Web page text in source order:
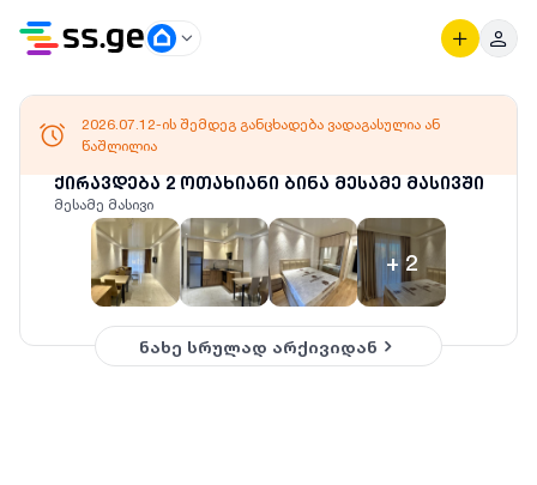
ქირავდება 2 ოთახიანი ბინა მესამე მასივში
მესამე მასივი
+ 2
2026.07.12-ის შემდეგ განცხადება ვადაგასულია ან
წაშლილია
ნახე სრულად არქივიდან